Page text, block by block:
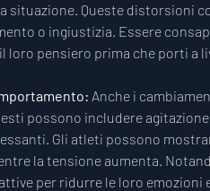
situazione. Queste distorsioni
o ingiustizia. Essere
loro pensiero prima che porti a
Anche i
possono includere
Gli atleti possono
la tensione aumenta.
per ridurre le loro